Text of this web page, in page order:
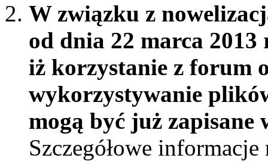
W związku z
od dnia 22 marca
iż korzystanie z forum
wykorzystywanie
mogą być już
Szczegółowe